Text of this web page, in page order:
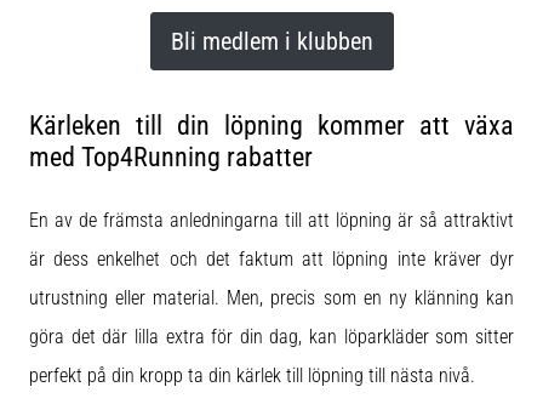
Bli medlem i klubben
Kärleken till din löpning kommer att växa
med Top4Running rabatter
En av de främsta anledningarna till att löpning är så attraktivt
är dess enkelhet och det faktum att löpning inte kräver dyr
utrustning eller material. Men, precis som en ny klänning kan
göra det där lilla extra för din dag, kan löparkläder som sitter
perfekt på din kropp ta din kärlek till löpning till nästa nivå.